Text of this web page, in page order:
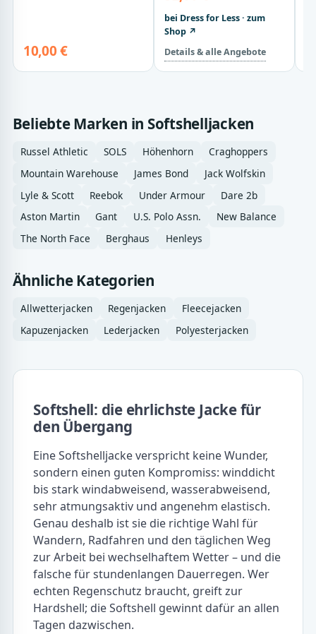
10,00 €
bei Dress for Less · zum
Shop ↗
Details & alle Angebote
Beliebte Marken in Softshelljacken
Russel Athletic SOLS Höhenhorn
Craghoppers
Mountain Warehouse
James Bond
Jack Wolfskin
Lyle & Scott
Reebok Under Armour
Dare 2b
Aston Martin
Gant U.S. Polo Assn.
New Balance
The North Face
Berghaus Henleys
Ähnliche Kategorien
Allwetterjacken Regenjacken
Fleecejacken
Kapuzenjacken
Lederjacken Polyesterjacken
Softshell: die ehrlichste Jacke für
den Übergang
Eine Softshelljacke verspricht keine Wunder,
sondern einen guten Kompromiss: winddicht
bis stark windabweisend, wasserabweisend,
sehr atmungsaktiv und angenehm elastisch.
Genau deshalb ist sie die richtige Wahl für
Wandern, Radfahren und den täglichen Weg
zur Arbeit bei wechselhaftem Wetter – und die
falsche für stundenlangen Dauerregen. Wer
echten Regenschutz braucht, greift zur
Hardshell; die Softshell gewinnt dafür an allen
Tagen dazwischen.